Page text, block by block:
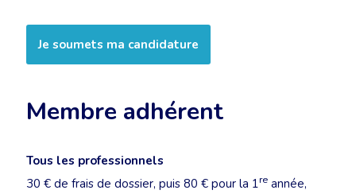
Je soumets ma candidature
Membre adhérent
Tous les professionnels
30 € de frais de dossier, puis 80 € pour la 1re année,